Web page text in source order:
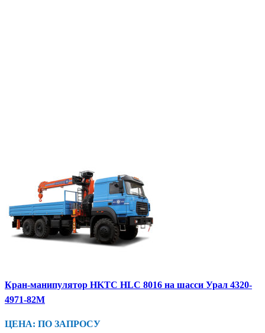
Кран-манипулятор HKTC HLC 8016 на шасси Урал 4320-
4971-82М
ЦЕНА: ПО ЗАПРОСУ